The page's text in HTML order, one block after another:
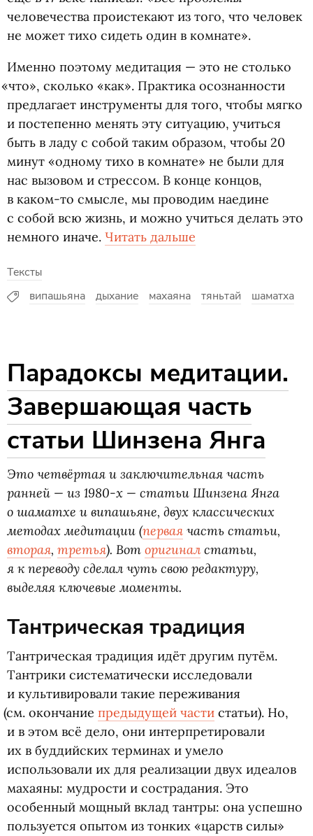
человечества проистекают из того, что человек
не может тихо сидеть один в комнате».
Именно поэтому медитация — это не столько
«что», сколько «как». Практика осознанности
предлагает инструменты для того, чтобы мягко
и постепенно менять эту ситуацию, учиться
быть в ладу с собой таким образом, чтобы 20
минут «одному тихо в комнате» не были для
нас вызовом и стрессом. В конце концов,
в каком-то смысле, мы проводим наедине
с собой всю жизнь, и можно учиться делать это
немного иначе. Читать дальше
Тексты
випашьяна
дыхание махаяна тяньтай шаматха
Парадоксы медитации.
Завершающая часть
статьи Шинзена Янга
Это четвёртая и заключительная часть
ранней — из 1980-х — статьи Шинзена Янга
о шаматхе и випашьяне, двух классических
методах медитации (первая часть статьи,
вторая, третья). Вот оригинал статьи,
я к переводу сделал чуть свою редактуру,
выделяя ключевые моменты.
Тантрическая традиция
Тантрическая традиция идёт другим путём.
Тантрики систематически исследовали
и культивировали такие переживания
(см. окончание предыдущей частистатьи). Но,
и в этом всё дело, они интерпретировали
их в буддийских терминах и умело
использовали их для реализации двух идеалов
махаяны: мудрости и сострадания. Это
особенный мощный вклад тантры: она успешно
пользуется опытом из тонких «царств силы»